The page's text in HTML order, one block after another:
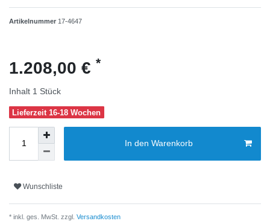
Artikelnummer 17-4647
1.208,00 € *
Inhalt 1 Stück
Lieferzeit 16-18 Wochen
In den Warenkorb
Wunschliste
* inkl. ges. MwSt. zzgl. Versandkosten